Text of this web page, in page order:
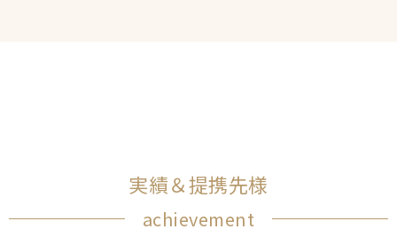
実績＆提携先様
achievement